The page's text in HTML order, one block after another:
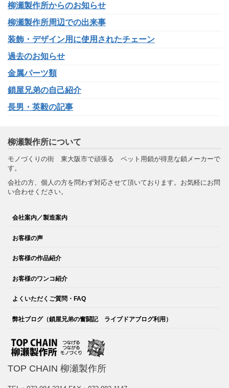
柳瀬製作所からのお知らせ
柳瀬製作所周辺での出来事
装飾・デザイン用に使用されたチェーン
過去のお知らせ
金属パーツ類
鎖屋兄弟の自己紹介
長男・英毅の記事
柳瀬製作所について
モノづくりの街 東大阪市で頑張る ペット用鎖が得意な鎖メーカーで
す。
会社の方、個人の方を問わず対応させて頂いております。お気軽にお問
い合わせください。
会社案内／製造案内
お客様の声
お客様の作品紹介
お客様のワンコ紹介
よくいただくご質問・FAQ
弊社ブログ（鎖屋兄弟の奮闘記 ライブドアブログ利用）
TOP CHAIN 柳瀬製作所